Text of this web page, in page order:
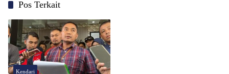
Pos Terkait
Kendari